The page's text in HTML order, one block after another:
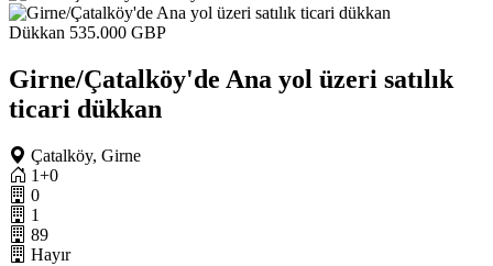
Dükkan 535.000 GBP
Girne/Çatalköy'de Ana yol üzeri satılık
ticari dükkan
Çatalköy, Girne
1+0
0
1
89
Hayır